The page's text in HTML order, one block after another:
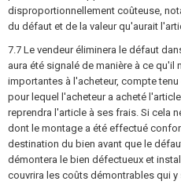
disproportionnellement coûteuse,
du défaut et de la valeur qu'aurait
7.7 Le vendeur éliminera le défaut
aura été signalé de manière à ce
importantes à l'acheteur, compte
pour lequel l'acheteur a acheté
reprendra l'article à ses frais. Si cela
dont le montage a été effectué
destination du bien avant que le
démontera le bien défectueux et
couvrira les coûts démontrables qui